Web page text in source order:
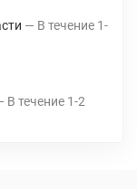
В течение 1-
В течение 1-2